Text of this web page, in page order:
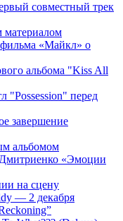
совместный трек
материалом
«Майкл» о
альбома "Kiss All
"Possession" перед
завершение
альбомом
«Эмоции
на сцену
— 2 декабря